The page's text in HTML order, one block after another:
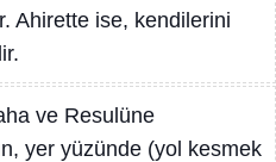
Ahirette ise, kendilerini
ve Resulüne
yer yüzünde (yol kesmek